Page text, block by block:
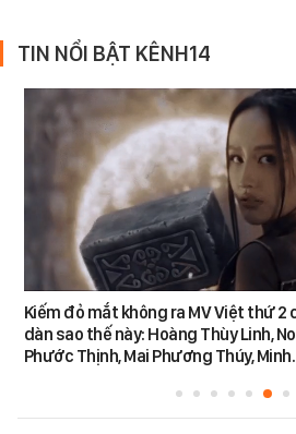
TIN NỔI BẬT KÊNH14
Kiếm đỏ mắt không ra MV Việt thứ 2
dàn sao thế này: Hoàng Thùy Linh,
Phước Thịnh, Mai Phương Thúy,